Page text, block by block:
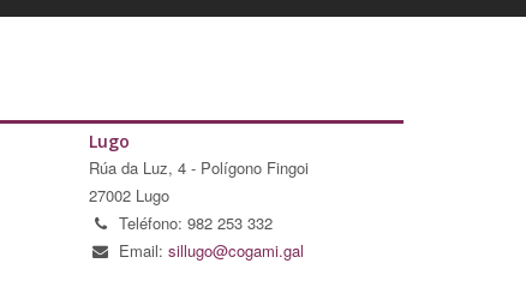
Lugo
Rúa da Luz, 4 - Polígono Fingoi
27002 Lugo
Teléfono: 982 253 332
Email: sillugo@cogami.gal